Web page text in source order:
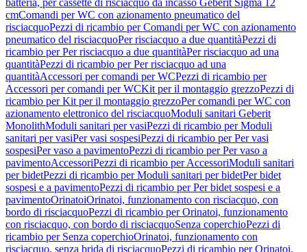
batteria, per cassette di risciacquo da incasso Geberit Sigma 12
cmComandi per WC con azionamento pneumatico del
risciacquoPezzi di ricambio per Comandi per WC con azionamento
pneumatico del risciacquoPer risciacquo a due quantitàPezzi di
ricambio per Per risciacquo a due quantitàPer risciacquo ad una
quantitàPezzi di ricambio per Per risciacquo ad una
quantitàAccessori per comandi per WCPezzi di ricambio per
Accessori per comandi per WCKit per il montaggio grezzoPezzi di
ricambio per Kit per il montaggio grezzoPer comandi per WC con
azionamento elettronico del risciacquoModuli sanitari Geberit
MonolithModuli sanitari per vasiPezzi di ricambio per Moduli
sanitari per vasiPer vasi sospesiPezzi di ricambio per Per vasi
sospesiPer vaso a pavimentoPezzi di ricambio per Per vaso a
pavimentoAccessoriPezzi di ricambio per AccessoriModuli sanitari
per bidetPezzi di ricambio per Moduli sanitari per bidetPer bidet
sospesi e a pavimentoPezzi di ricambio per Per bidet sospesi e a
pavimentoOrinatoiOrinatoi, funzionamento con risciacquo, con
bordo di risciacquoPezzi di ricambio per Orinatoi, funzionamento
con risciacquo, con bordo di risciacquoSenza coperchioPezzi di
ricambio per Senza coperchioOrinatoi, funzionamento con
risciacquo, senza brida di risciacquoPezzi di ricambio per Orinatoi,